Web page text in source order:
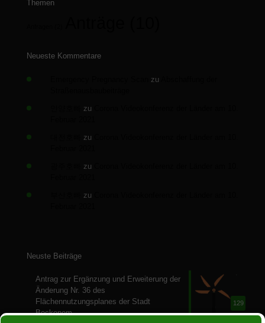
Themen
Neueste Kommentare
zu
zu
zu
zu
zu
Neuste Beiträge
129
Antrag zur Ergänzung und Erweiterung der
Änderung Nr. 36 des
Flächennutzungsplanes der Stadt
Bockenem